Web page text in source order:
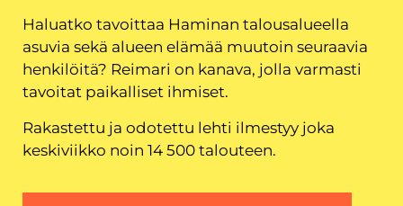
Haluatko tavoittaa Haminan talousalueella
asuvia sekä alueen elämää muutoin seuraavia
henkilöitä? Reimari on kanava, jolla varmasti
tavoitat paikalliset ihmiset.
Rakastettu ja odotettu lehti ilmestyy joka
keskiviikko noin 14 500 talouteen.